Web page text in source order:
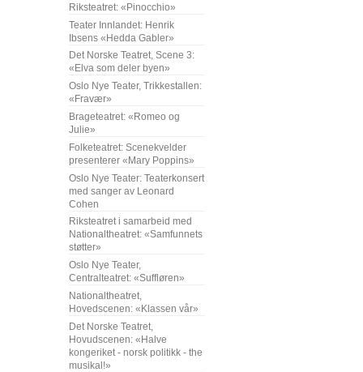
Riksteatret: «Pinocchio»
Teater Innlandet: Henrik
Ibsens «Hedda Gabler»
Det Norske Teatret, Scene 3:
«Elva som deler byen»
Oslo Nye Teater, Trikkestallen:
«Fravær»
Brageteatret: «Romeo og
Julie»
Folketeatret: Scenekvelder
presenterer «Mary Poppins»
Oslo Nye Teater: Teaterkonsert
med sanger av Leonard
Cohen
Riksteatret i samarbeid med
Nationaltheatret: «Samfunnets
støtter»
Oslo Nye Teater,
Centralteatret: «Suffløren»
Nationaltheatret,
Hovedscenen: «Klassen vår»
Det Norske Teatret,
Hovudscenen: «Halve
kongeriket - norsk politikk - the
musikal!»